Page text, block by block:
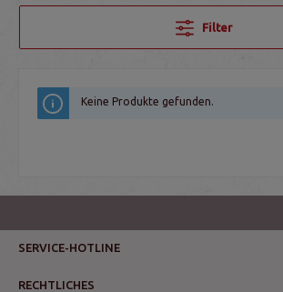
Filter
Keine Produkte gefunden.
SERVICE-HOTLINE
RECHTLICHES